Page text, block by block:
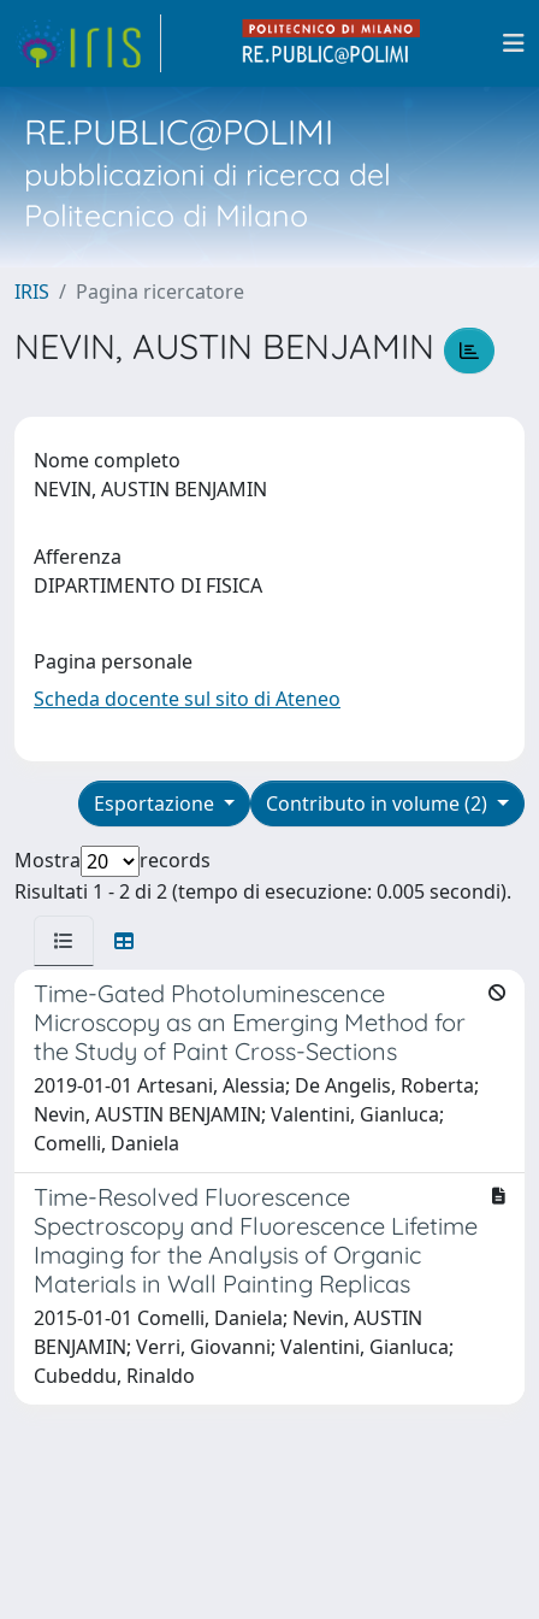
RE.PUBLIC@POLIMI
pubblicazioni di ricerca del
Politecnico di Milano
IRIS Pagina ricercatore
NEVIN, AUSTIN BENJAMIN
Nome completo
NEVIN, AUSTIN BENJAMIN
Afferenza
DIPARTIMENTO DI FISICA
Pagina personale
Scheda docente sul sito di Ateneo
Contributo in volume (2)
Esportazione
Mostra
records
Risultati 1 - 2 di 2 (tempo di esecuzione: 0.005 secondi).
Time-Gated Photoluminescence
Microscopy as an Emerging Method for
the Study of Paint Cross-Sections
2019-01-01 Artesani, Alessia; De Angelis, Roberta;
Nevin, AUSTIN BENJAMIN; Valentini, Gianluca;
Comelli, Daniela
Time-Resolved Fluorescence
Spectroscopy and Fluorescence Lifetime
Imaging for the Analysis of Organic
Materials in Wall Painting Replicas
2015-01-01 Comelli, Daniela; Nevin, AUSTIN
BENJAMIN; Verri, Giovanni; Valentini, Gianluca;
Cubeddu, Rinaldo